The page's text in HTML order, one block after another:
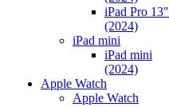
iPad Pro 13"
(2024)
iPad mini
iPad mini
(2024)
Apple Watch
Apple Watch